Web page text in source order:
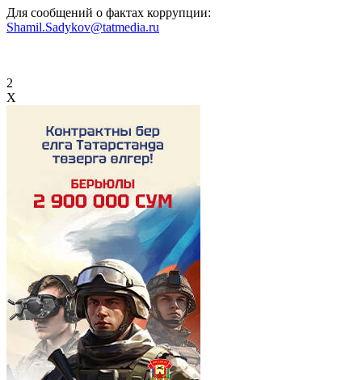
Для сообщений о фактах коррупции:
Shamil.Sadykov@tatmedia.ru
2
X